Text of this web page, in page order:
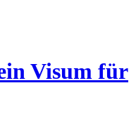
Visum für